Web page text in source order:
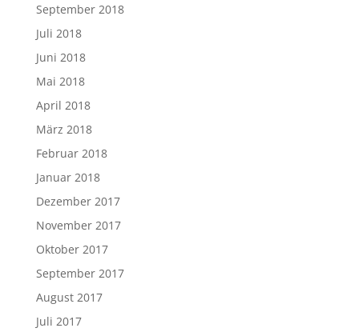
September 2018
Juli 2018
Juni 2018
Mai 2018
April 2018
März 2018
Februar 2018
Januar 2018
Dezember 2017
November 2017
Oktober 2017
September 2017
August 2017
Juli 2017